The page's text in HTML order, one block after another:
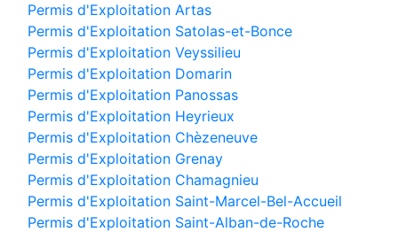
Permis d'Exploitation Artas
Permis d'Exploitation Satolas-et-Bonce
Permis d'Exploitation Veyssilieu
Permis d'Exploitation Domarin
Permis d'Exploitation Panossas
Permis d'Exploitation Heyrieux
Permis d'Exploitation Chèzeneuve
Permis d'Exploitation Grenay
Permis d'Exploitation Chamagnieu
Permis d'Exploitation Saint-Marcel-Bel-Accueil
Permis d'Exploitation Saint-Alban-de-Roche